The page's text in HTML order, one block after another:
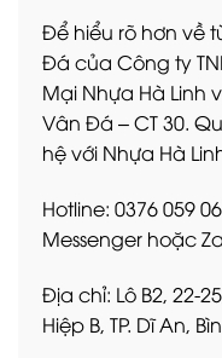
Để hiểu rõ hơn về
Đá của Công ty
Mại Nhựa Hà Linh
Vân Đá – CT 30.
hệ với Nhựa Hà
Hotline: 0376 059
Messenger hoặc
Địa chỉ: Lô B2, 22-
Hiệp B, TP. Dĩ An,